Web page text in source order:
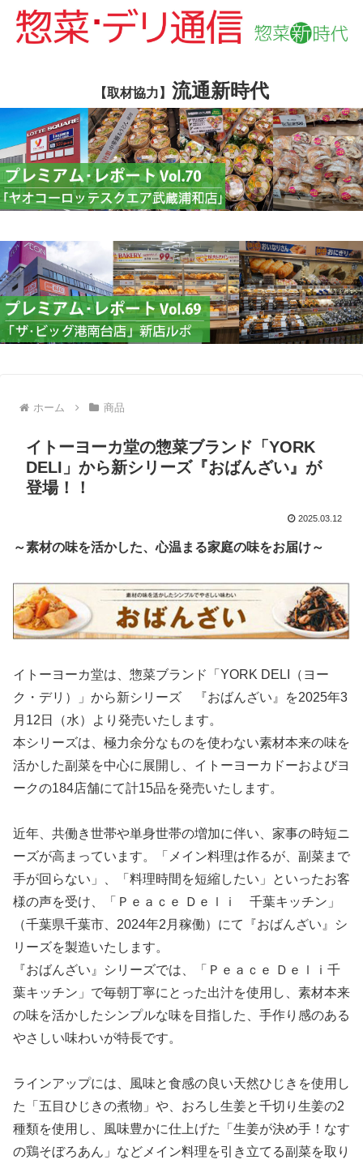
【取材協力】 流通新時代
ホーム 商品
イトーヨーカ堂の惣菜ブランド「YORK
DELI」から新シリーズ『おばんざい』が
登場！！
2025.03.12
～素材の味を活かした、心温まる家庭の味をお届け～
イトーヨーカ堂は、惣菜ブランド「YORK DELI（ヨー
ク・デリ）」から新シリーズ 『おばんざい』を2025年3
月12日（水）より発売いたします。
本シリーズは、極力余分なものを使わない素材本来の味を
活かした副菜を中心に展開し、イトーヨーカドーおよびヨ
ークの184店舗にて計15品を発売いたします。
近年、共働き世帯や単身世帯の増加に伴い、家事の時短ニ
ーズが高まっています。「メイン料理は作るが、副菜まで
手が回らない」、「料理時間を短縮したい」といったお客
様の声を受け、「Ｐｅａｃｅ Ｄｅｌｉ 千葉キッチン」
（千葉県千葉市、2024年2月稼働）にて『おばんざい』シ
リーズを製造いたします。
『おばんざい』シリーズでは、「Ｐｅａｃｅ Ｄｅｌｉ千
葉キッチン」で毎朝丁寧にとった出汁を使用し、素材本来
の味を活かしたシンプルな味を目指した、手作り感のある
やさしい味わいが特長です。
ラインアップには、風味と食感の良い天然ひじきを使用し
た「五目ひじきの煮物」や、おろし生姜と千切り生姜の2
種類を使用し、風味豊かに仕上げた「生姜が決め手！なす
の鶏そぼろあん」などメイン料理を引き立てる副菜を取り